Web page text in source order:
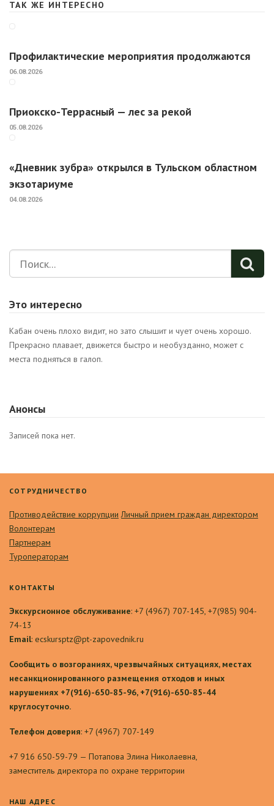
ТАК ЖЕ ИНТЕРЕСНО
Профилактические мероприятия продолжаются
06.08.2026
Приокско-Террасный — лес за рекой
05.08.2026
«Дневник зубра» открылся в Тульском областном
экзотариуме
04.08.2026
Это интересно
Кабан очень плохо видит, но зато слышит и чует очень хорошо.
Прекрасно плавает, движется быстро и необузданно, может с
места подняться в галоп.
Анонсы
Записей пока нет.
СОТРУДНИЧЕСТВО
Противодействие коррупции Личный прием граждан директором
Волонтерам
Партнерам
Туроператорам
КОНТАКТЫ
Экскурсионное обслуживание: +7 (4967) 707-145, +7(985) 904-
74-13
Email: ecskursptz@pt-zapovednik.ru
Сообщить о возгораниях, чрезвычайных ситуациях, местах
несанкционированного размещения отходов и иных
нарушениях +7(916)-650-85-96, +7(916)-650-85-44
круглосуточно.
Телефон доверия: +7 (4967) 707-149
+7 916 650-59-79 — Потапова Элина Николаевна,
заместитель директора по охране территории
НАШ АДРЕС